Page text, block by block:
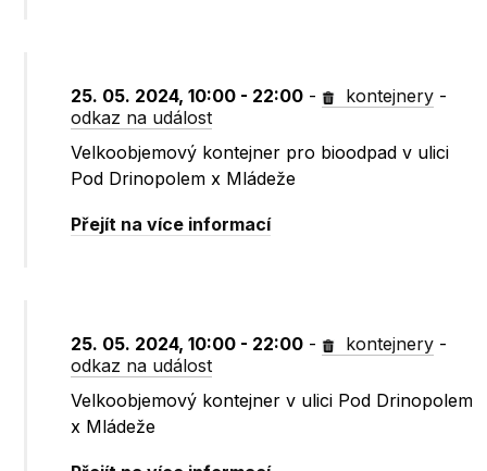
25. 05. 2024, 10:00 - 22:00 - kontejnery -
odkaz na událost
Velkoobjemový kontejner pro bioodpad v ulici
Pod Drinopolem x Mládeže
Přejít na více informací
25. 05. 2024, 10:00 - 22:00 - kontejnery -
odkaz na událost
Velkoobjemový kontejner v ulici Pod Drinopolem
x Mládeže